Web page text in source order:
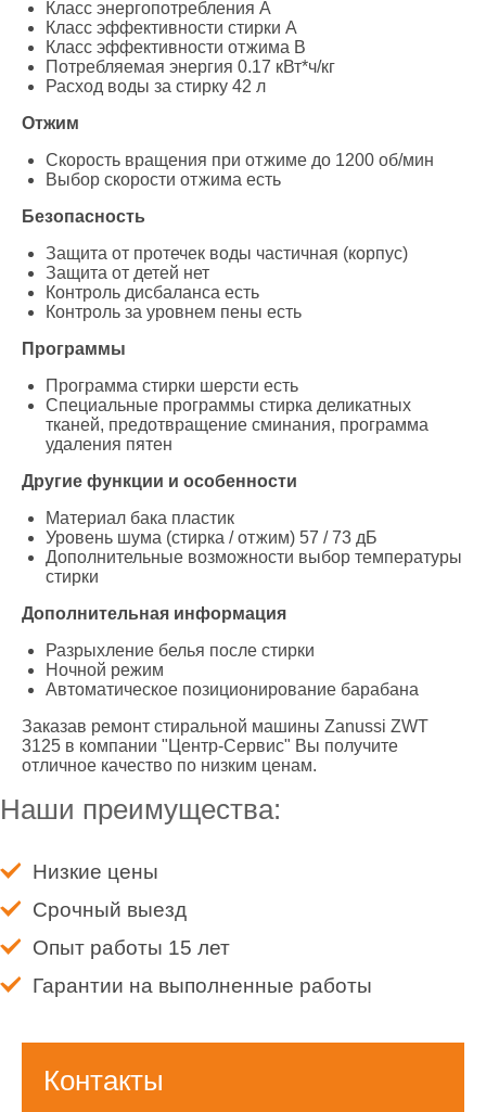
Класс энергопотребления A
Класс эффективности стирки A
Класс эффективности отжима B
Потребляемая энергия 0.17 кВт*ч/кг
Расход воды за стирку 42 л
Отжим
Скорость вращения при отжиме до 1200 об/мин
Выбор скорости отжима есть
Безопасность
Защита от протечек воды частичная (корпус)
Защита от детей нет
Контроль дисбаланса есть
Контроль за уровнем пены есть
Программы
Программа стирки шерсти есть
Специальные программы стирка деликатных
тканей, предотвращение сминания, программа
удаления пятен
Другие функции и особенности
Материал бака пластик
Уровень шума (стирка / отжим) 57 / 73 дБ
Дополнительные возможности выбор температуры
стирки
Дополнительная информация
Разрыхление белья после стирки
Ночной режим
Автоматическое позиционирование барабана
Заказав ремонт стиральной машины Zanussi ZWT
3125 в компании "Центр-Сервис" Вы получите
отличное качество по низким ценам.
Наши преимущества:
Низкие цены
Срочный выезд
Опыт работы 15 лет
Гарантии на выполненные работы
Контакты